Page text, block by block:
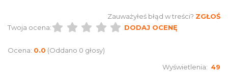
Kult – Pomarańczowa Trasa 2026
2026-11-14
Zauważyłeś błąd w treści? ZGŁOŚ
Twoja ocena:
DODAJ OCENĘ
Ocena: 0.0 (Oddano 0 głosy)
Wyświetlenia: 49